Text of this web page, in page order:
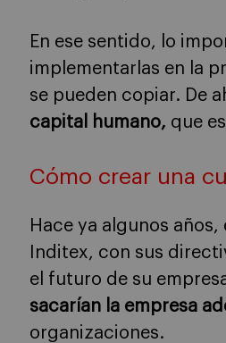
En ese sentido, lo
implementarlas en la
se pueden copiar. De
capital humano, que
Cómo crear una
Hace ya algunos
Inditex, con sus
el futuro de su
sacarían la empresa
organizaciones.